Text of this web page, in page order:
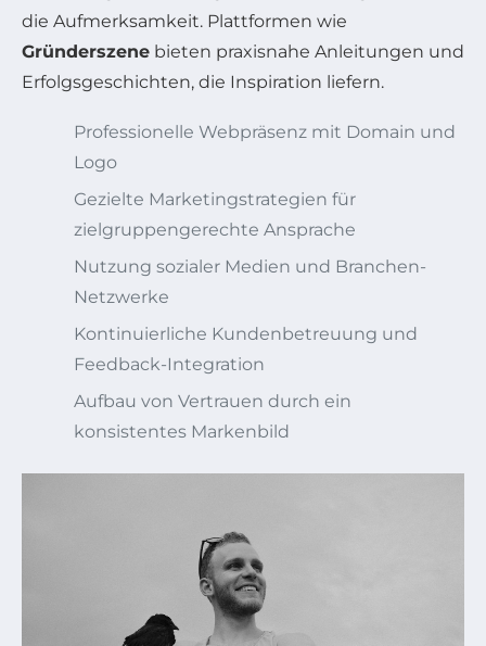
die Aufmerksamkeit. Plattformen wie
Gründerszene bieten praxisnahe Anleitungen und
Erfolgsgeschichten, die Inspiration liefern.
Professionelle Webpräsenz mit Domain und
Logo
Gezielte Marketingstrategien für
zielgruppengerechte Ansprache
Nutzung sozialer Medien und Branchen-
Netzwerke
Kontinuierliche Kundenbetreuung und
Feedback-Integration
Aufbau von Vertrauen durch ein
konsistentes Markenbild